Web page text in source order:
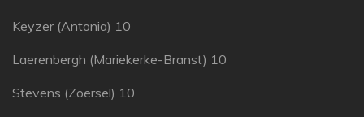
Keyzer (Antonia) 10
Laerenbergh (Mariekerke-Branst) 10
Stevens (Zoersel) 10